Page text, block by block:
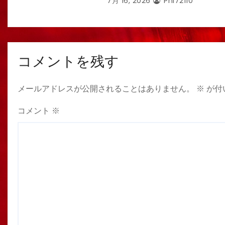
コメントを残す
メールアドレスが公開されることはありません。 ※ が付
コメント ※